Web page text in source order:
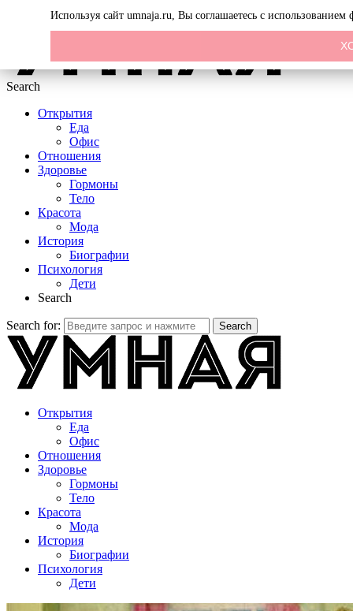
Search
Открытия
Еда
Офис
Отношения
Здоровье
Гормоны
Тело
Красота
Мода
История
Биографии
Психология
Дети
Search
Search for: Search
Открытия
Еда
Офис
Отношения
Здоровье
Гормоны
Тело
Красота
Мода
История
Биографии
Психология
Дети
Используя сайт umnaja.ru, Вы соглашаетесь с использованием